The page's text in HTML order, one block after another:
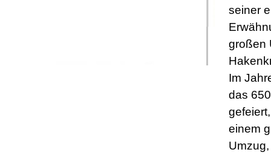
seiner
großen
Im
das
einem